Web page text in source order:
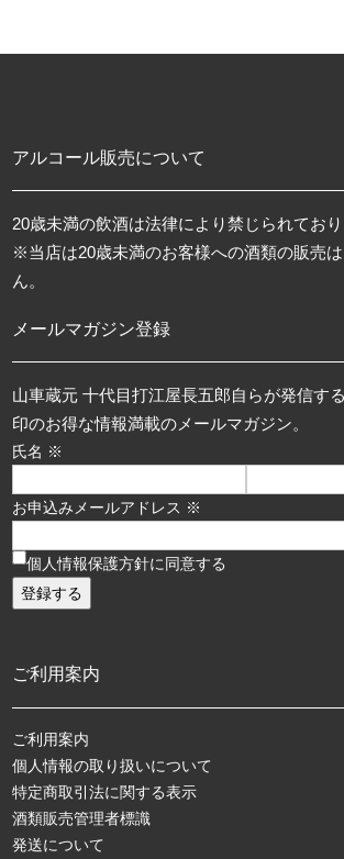
アルコール販売について
20歳未満の飲酒は法律により禁じられており
※当店は20歳未満のお客様への酒類の販売
ん。
メールマガジン登録
山車蔵元 十代目打江屋長五郎自らが発信す
印のお得な情報満載のメールマガジン。
氏名 ※
お申込みメールアドレス ※
個人情報保護方針に同意する
ご利用案内
ご利用案内
個人情報の取り扱いについて
特定商取引法に関する表示
酒類販売管理者標識
発送について